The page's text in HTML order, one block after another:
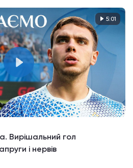
5:01
Вирішальний гол
і нервів